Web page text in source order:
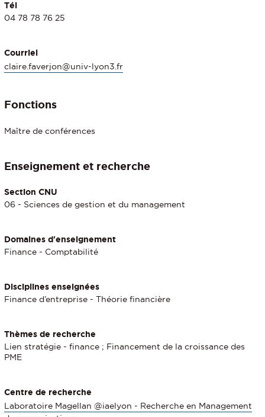
Tél
04 78 78 76 25
Courriel
claire.faverjon@univ-lyon3.fr
Fonctions
Maître de conférences
Enseignement et recherche
Section CNU
06 - Sciences de gestion et du management
Domaines d'enseignement
Finance - Comptabilité
Disciplines enseignées
Finance d’entreprise - Théorie financière
Thèmes de recherche
Lien stratégie - finance ; Financement de la croissance des
PME
Centre de recherche
Laboratoire Magellan @iaelyon - Recherche en Management